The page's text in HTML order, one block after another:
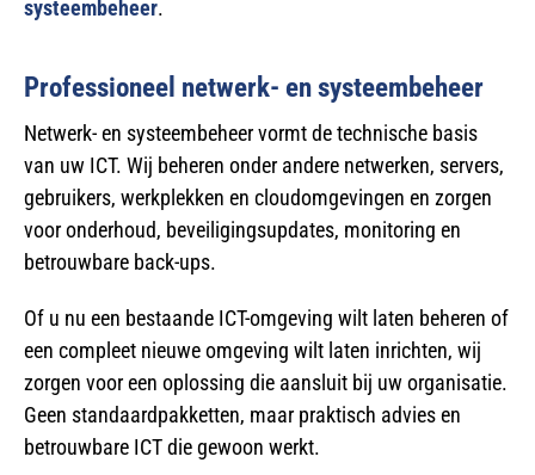
systeembeheer.
Professioneel netwerk- en systeembeheer
Netwerk- en systeembeheer vormt de technische basis
van uw ICT. Wij beheren onder andere netwerken, servers,
gebruikers, werkplekken en cloudomgevingen en zorgen
voor onderhoud, beveiligingsupdates, monitoring en
betrouwbare back-ups.
Of u nu een bestaande ICT-omgeving wilt laten beheren of
een compleet nieuwe omgeving wilt laten inrichten, wij
zorgen voor een oplossing die aansluit bij uw organisatie.
Geen standaardpakketten, maar praktisch advies en
betrouwbare ICT die gewoon werkt.